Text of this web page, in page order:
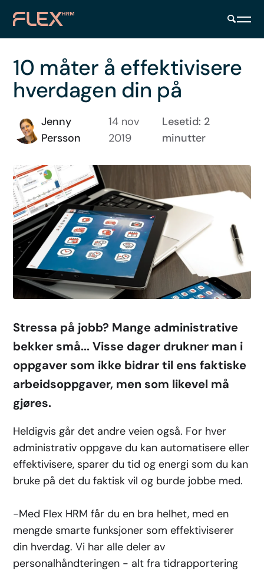
10 måter å effektivisere
hverdagen din på
Jenny
Persson
14 nov
2019
Lesetid: 2
minutter
Stressa på jobb? Mange administrative
bekker små... Visse dager drukner man i
oppgaver som ikke bidrar til ens faktiske
arbeidsoppgaver, men som likevel må
gjøres.
Heldigvis går det andre veien også. For hver
administrativ oppgave du kan automatisere eller
effektivisere, sparer du tid og energi som du kan
bruke på det du faktisk vil og burde jobbe med.
-Med Flex HRM får du en bra helhet, med en
mengde smarte funksjoner som effektiviserer
din hverdag. Vi har alle deler av
personalhåndteringen - alt fra tidrapportering